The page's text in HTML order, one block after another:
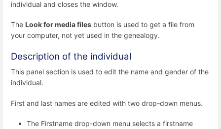
individual and closes the window.
The Look for media files button is used to get a file from
your computer, not yet used in the genealogy.
Description of the individual
This panel section is used to edit the name and gender of the
individual.
First and last names are edited with two drop-down menus.
The Firstname drop-down menu selects a firstname